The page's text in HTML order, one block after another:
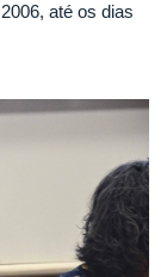
até os dias